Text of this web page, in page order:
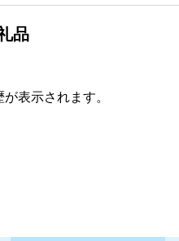
品
表示されます。